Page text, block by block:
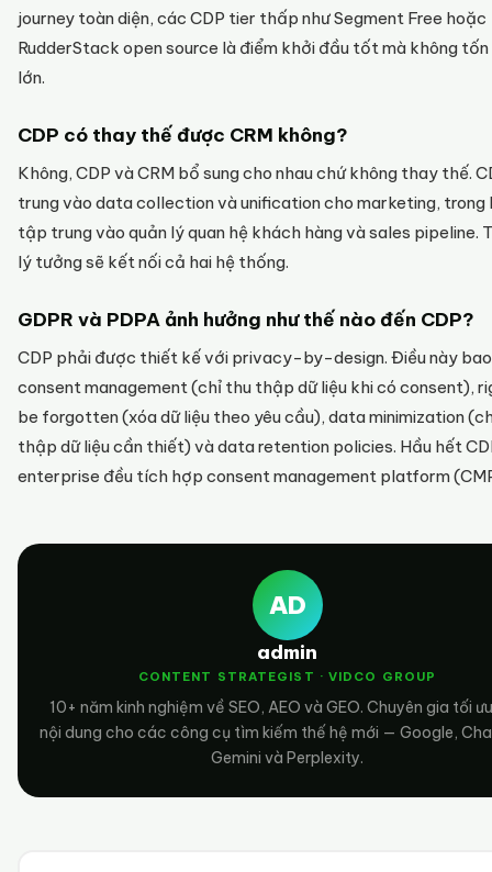
journey toàn diện, các CDP tier thấp như Segment Free hoặc
RudderStack open source là điểm khởi đầu tốt mà không
lớn.
CDP có thay thế được CRM không?
Không, CDP và CRM bổ sung cho nhau chứ không thay thế.
trung vào data collection và unification cho marketing, trong
tập trung vào quản lý quan hệ khách hàng và sales pipeline.
lý tưởng sẽ kết nối cả hai hệ thống.
GDPR và PDPA ảnh hưởng như thế nào đến CDP?
CDP phải được thiết kế với privacy-by-design. Điều này
consent management (chỉ thu thập dữ liệu khi có consent),
be forgotten (xóa dữ liệu theo yêu cầu), data minimization
thập dữ liệu cần thiết) và data retention policies. Hầu hết
enterprise đều tích hợp consent management platform
AD
admin
CONTENT STRATEGIST · VIDCO GROUP
10+ năm kinh nghiệm về SEO, AEO và GEO. Chuyên gia tối
nội dung cho các công cụ tìm kiếm thế hệ mới — Google,
Gemini và Perplexity.